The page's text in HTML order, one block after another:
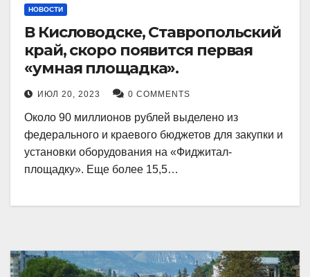
НОВОСТИ
В Кисловодске, Ставропольский
край, скоро появится первая
«умная площадка».
ИЮЛ 20, 2023 0 COMMENTS
Около 90 миллионов рублей выделено из
федерального и краевого бюджетов для закупки и
установки оборудования на «Фиджитал-
площадку». Еще более 15,5…